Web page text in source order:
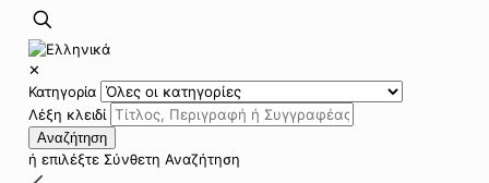
✕
Κατηγορία
Λέξη κλειδί
Αναζήτηση
ή επιλέξτε Σύνθετη Αναζήτηση